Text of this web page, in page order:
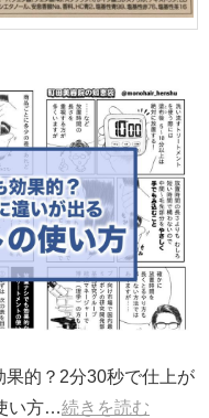
果的？2分30秒で仕上が
い方…続きを読む